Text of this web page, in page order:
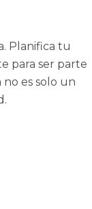
Planifica tu
para ser parte
es solo un